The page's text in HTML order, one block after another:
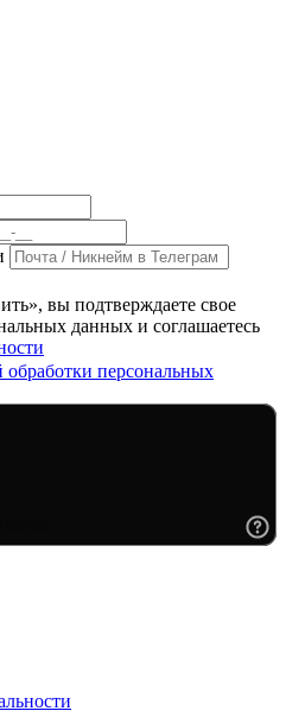
вы подтверждаете свое
данных и соглашаетесь
обработки персональных